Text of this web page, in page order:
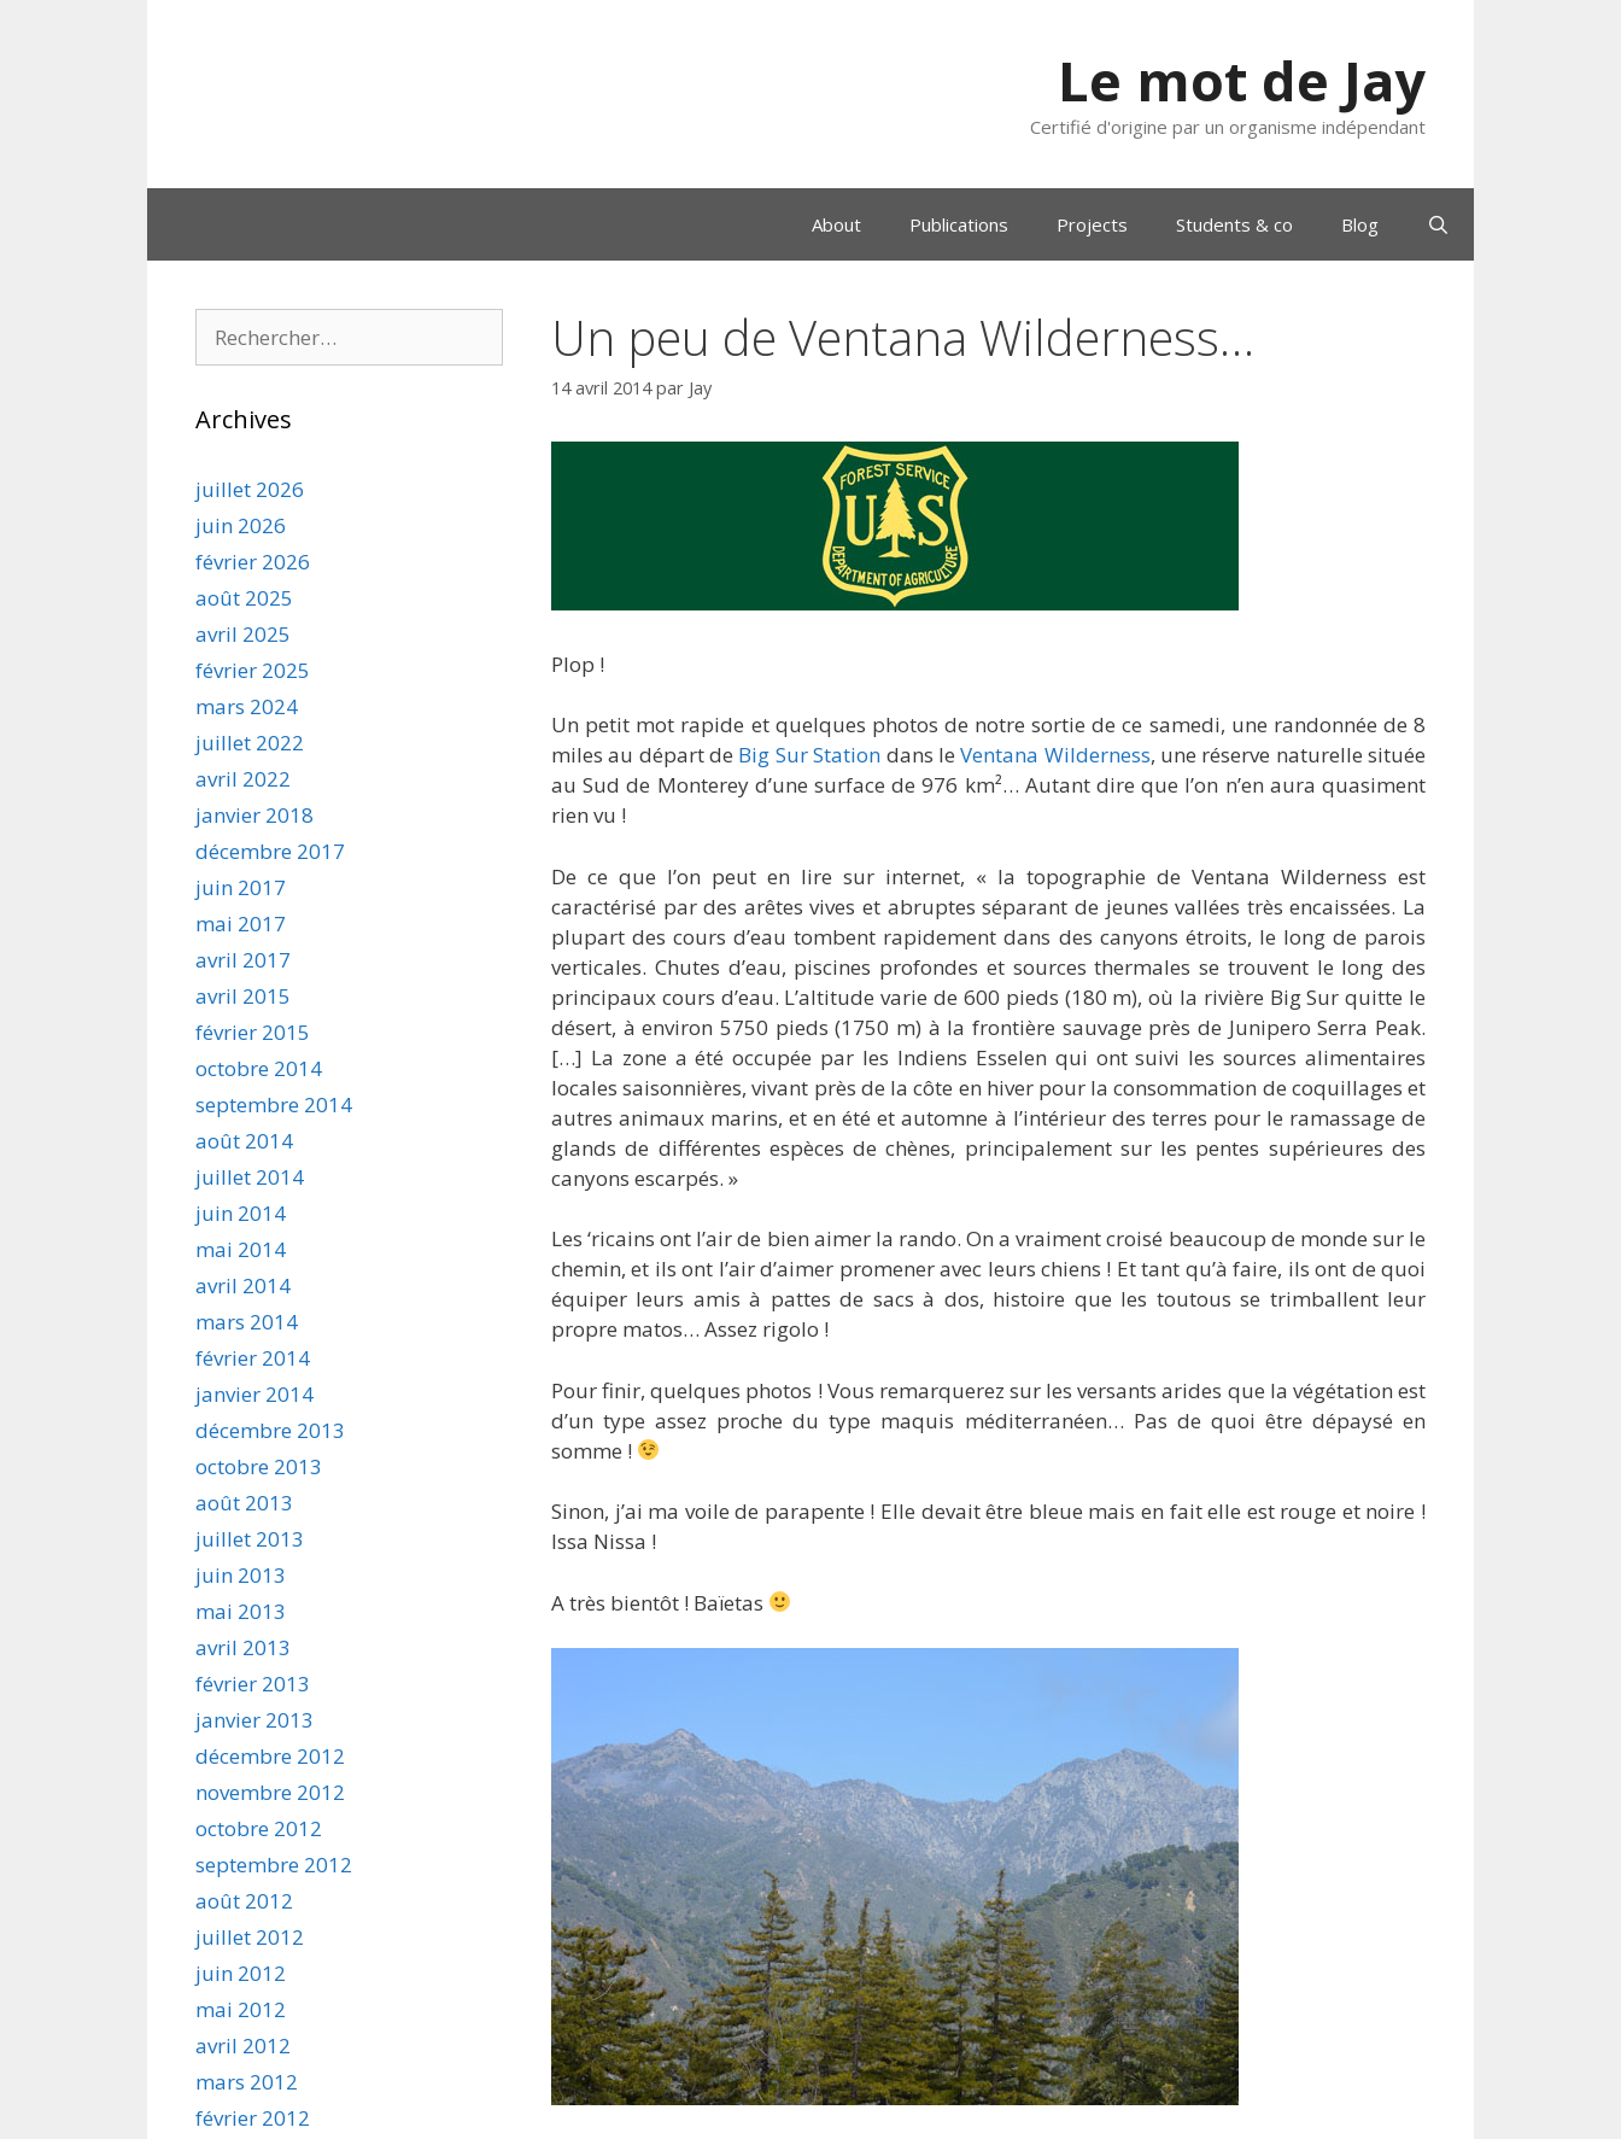
Le mot de Jay
Certifié d'origine par un organisme indépendant
About Publications Projects Students & co Blog
Un peu de Ventana Wilderness…
14 avril 2014 par Jay
Plop !
Un petit mot rapide et quelques photos de notre sortie de ce samedi, une randonnée de 8
miles au départ de Big Sur Station dans leVentana Wilderness, une réserve naturelle située
au Sud de Monterey d’une surface de 976 km²… Autant dire que l’on n’en aura quasiment
rien vu !
De ce que l’on peut en lire sur internet, « la topographie de Ventana Wilderness est
caractérisé par des arêtes vives et abruptes séparant de jeunes vallées très encaissées. La
plupart des cours d’eau tombent rapidement dans des canyons étroits, le long de parois
verticales. Chutes d’eau, piscines profondes et sources thermales se trouvent le long des
principaux cours d’eau. L’altitude varie de 600 pieds (180 m), où la rivière Big Sur quitte le
désert, à environ 5750 pieds (1750 m) à la frontière sauvage près de Junipero Serra Peak.
[…] La zone a été occupée par les Indiens Esselen qui ont suivi les sources alimentaires
locales saisonnières, vivant près de la côte en hiver pour la consommation de coquillages et
autres animaux marins, et en été et automne à l’intérieur des terres pour le ramassage de
glands de différentes espèces de chènes, principalement sur les pentes supérieures des
canyons escarpés. »
Les ‘ricains ont l’air de bien aimer la rando. On a vraiment croisé beaucoup de monde sur le
chemin, et ils ont l’air d’aimer promener avec leurs chiens ! Et tant qu’à faire, ils ont de quoi
équiper leurs amis à pattes de sacs à dos, histoire que les toutous se trimballent leur
propre matos… Assez rigolo !
Pour finir, quelques photos ! Vous remarquerez sur les versants arides que la végétation est
d’un type assez proche du type maquis méditerranéen… Pas de quoi être dépaysé en
somme !
Sinon, j’ai ma voile de parapente ! Elle devait être bleue mais en fait elle est rouge et noire !
Issa Nissa !
A très bientôt ! Baïetas
Archives
juillet 2026
juin 2026
février 2026
août 2025
avril 2025
février 2025
mars 2024
juillet 2022
avril 2022
janvier 2018
décembre 2017
juin 2017
mai 2017
avril 2017
avril 2015
février 2015
octobre 2014
septembre 2014
août 2014
juillet 2014
juin 2014
mai 2014
avril 2014
mars 2014
février 2014
janvier 2014
décembre 2013
octobre 2013
août 2013
juillet 2013
juin 2013
mai 2013
avril 2013
février 2013
janvier 2013
décembre 2012
novembre 2012
octobre 2012
septembre 2012
août 2012
juillet 2012
juin 2012
mai 2012
avril 2012
mars 2012
février 2012